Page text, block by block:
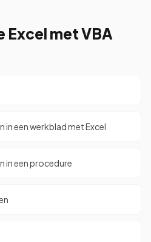
Excel met VBA
in een werkblad met Excel
in een procedure